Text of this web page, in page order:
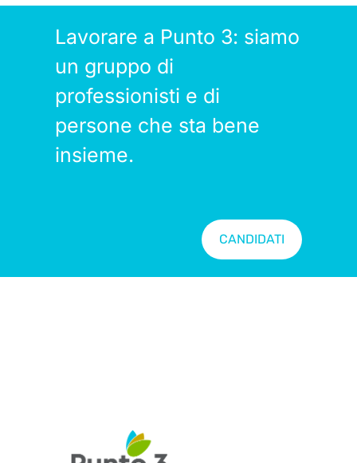
Lavorare a Punto 3: siamo
un gruppo di
professionisti e di
persone che sta bene
insieme.
CANDIDATI